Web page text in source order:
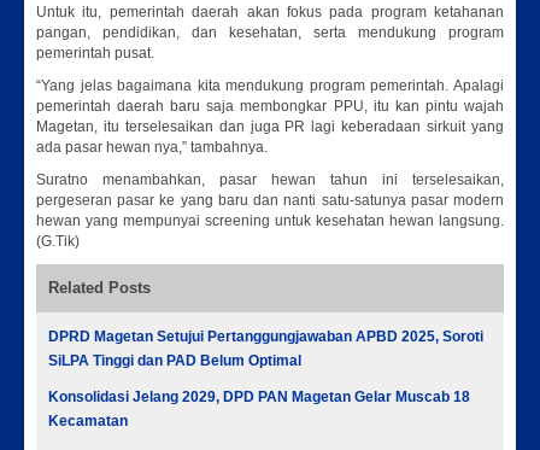
Untuk itu, pemerintah daerah akan fokus pada program ketahanan
pangan, pendidikan, dan kesehatan, serta mendukung program
pemerintah pusat.
“Yang jelas bagaimana kita mendukung program pemerintah. Apalagi
pemerintah daerah baru saja membongkar PPU, itu kan pintu wajah
Magetan, itu terselesaikan dan juga PR lagi keberadaan sirkuit yang
ada pasar hewan nya,” tambahnya.
Suratno menambahkan, pasar hewan tahun ini terselesaikan,
pergeseran pasar ke yang baru dan nanti satu-satunya pasar modern
hewan yang mempunyai screening untuk kesehatan hewan langsung.
(G.Tik)
Related Posts
DPRD Magetan Setujui Pertanggungjawaban APBD 2025, Soroti
SiLPA Tinggi dan PAD Belum Optimal
Konsolidasi Jelang 2029, DPD PAN Magetan Gelar Muscab 18
Kecamatan